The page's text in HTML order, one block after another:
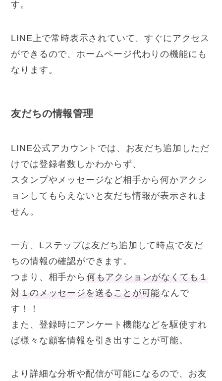
す。
LINE上で常時表示されていて、すぐにアクセス
ができるので、ホームページ代わりの機能にも
なります。
友だちの情報管理
LINE公式アカウントでは、お友だち追加しただ
けでは登録者数しかわからず、
スタンプやメッセージなど相手から何かアクシ
ョンしてもらえないと友だち情報が表示されま
せん。
一方、Lステップは友だち追加して時点で友だ
ちの情報の確認ができます。
つまり、相手から 何もアクションがなくても１
対１のメッセージを送ることが可能なんで
す！！
また、登録時にアンケート機能などを駆使すれ
ば様々な顧客情報を引き出すことが可能。
より詳細な分析や配信が可能になるので、お友